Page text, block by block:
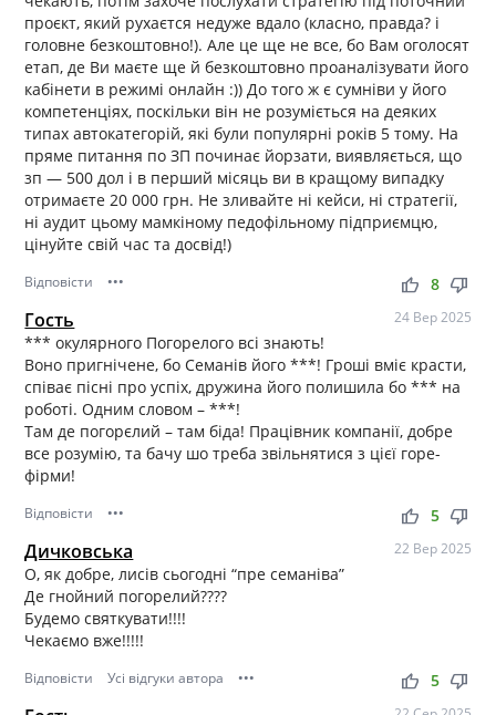
проєкт, який рухаєтся недуже вдало (класно, правда? і
головне безкоштовно!). Але це ще не все, бо Вам оголосят
етап, де Ви маєте ще й безкоштовно проаналізувати його
кабінети в режимі онлайн :)) До того ж є сумніви у його
компетенціях, поскільки він не розуміється на деяких
типах автокатегорій, які були популярні років 5 тому. На
пряме питання по ЗП починає йорзати, виявляється, що
зп — 500 дол і в перший місяць ви в кращому випадку
отримаєте 20 000 грн. Не зливайте ні кейси, ні стратегії,
ні аудит цьому мамкіному педофільному підприємцю,
цінуйте свій час та досвід!)
Відповісти ••• thumb_up thumb_down
8
Гость 24 Вер 2025
*** окулярного Погорелого всі знають!
Воно пригнічене, бо Семанів його ***! Гроші вміє красти,
співає пісні про успіх, дружина його полишила бо *** на
роботі. Одним словом – ***!
Там де погорєлий – там біда! Працівник компанії, добре
все розумію, та бачу шо треба звільнятися з цієї горе-
фірми!
Відповісти ••• thumb_up thumb_down
5
Дичковська 22 Вер 2025
О, як добре, лисів сьогодні “пре семаніва”
Де гнойний погорелий????
Будемо святкувати!!!!
Чекаємо вже!!!!!
Відповісти Усі відгуки автора ••• thumb_up thumb_down
5